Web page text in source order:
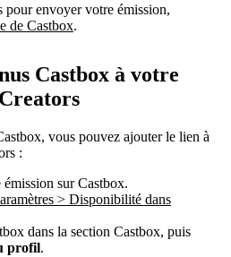
pour envoyer votre émission,
de Castbox.
Castbox à votre
vous pouvez ajouter le lien à
:
sur Castbox.
> Disponibilité dans
dans la section Castbox, puis
profil.